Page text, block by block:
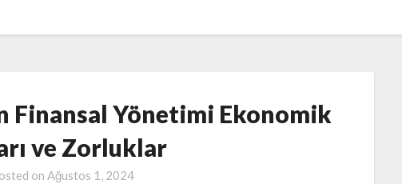
Finansal Yönetimi Ekonomik
ve Zorluklar
onAğustos 1, 2024